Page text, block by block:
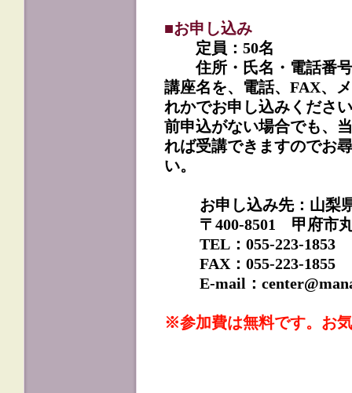
■お申し込み
定員：50名
住所・氏名・電話番号
講座名を、電話、FAX、
れかでお申し込みくださ
前申込がない場合でも、
れば受講できますのでお
い。
お申し込み先：山梨
〒400-8501 甲府市
TEL：055-223-1853
FAX：055-223-1855
E-mail：
※参加費は無料です。お